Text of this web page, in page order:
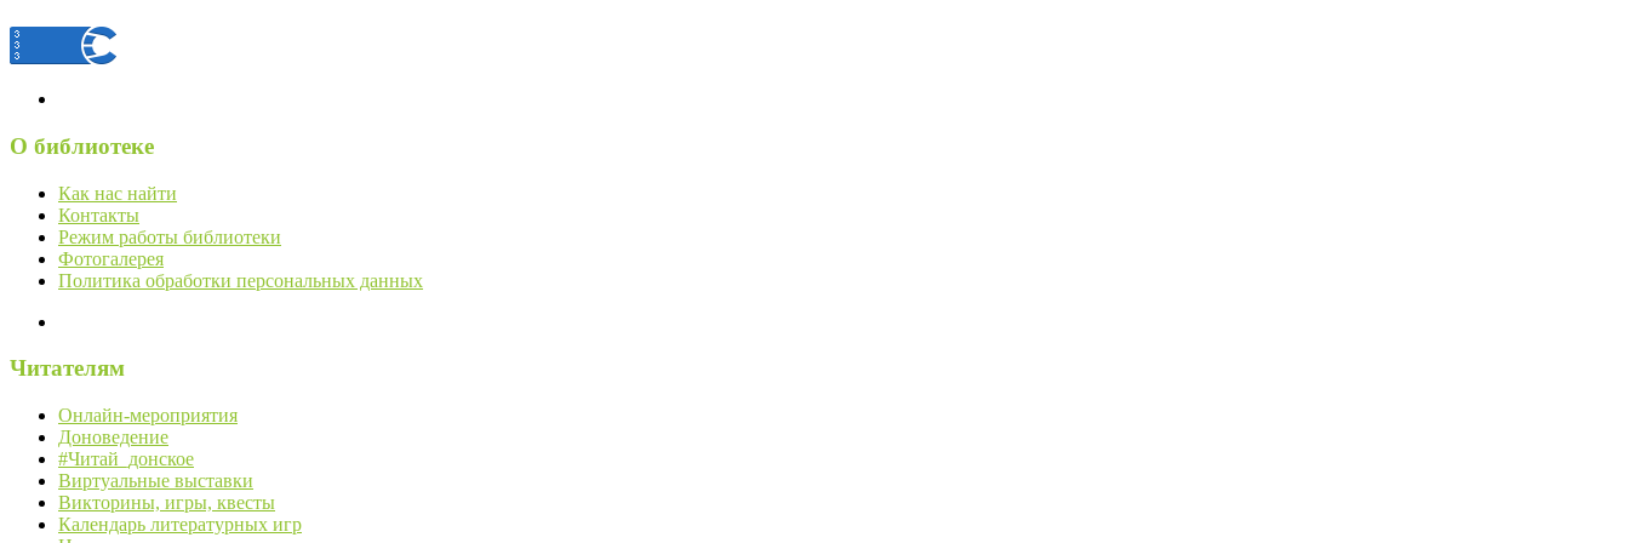
О библиотеке
Как нас найти
Контакты
Режим работы библиотеки
Фотогалерея
Политика обработки персональных данных
Читателям
Онлайн-мероприятия
Доноведение
#Читай_донское
Виртуальные выставки
Викторины, игры, квесты
Календарь литературных игр